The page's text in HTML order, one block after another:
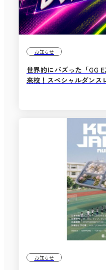
お知らせ
世界的にバズった「GG
来校！スペシャルダンス
お知らせ